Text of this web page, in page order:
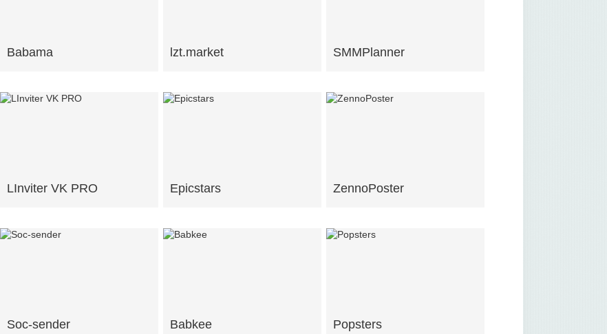
Babama lzt.market SMMPlanner
LInviter VK PRO Epicstars ZennoPoster
Soc-sender Babkee Popsters